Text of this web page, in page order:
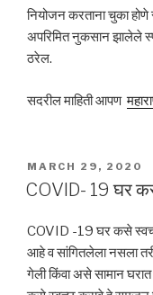
नियोजन करताना चुका
अपरिमित नुकसान झालेले
ठरेल.
सदरील माहिती आपण
POSTED
ON
MARCH 29, 2020
COVID- 19 घर
COVID -19 घर कसे स्वच्छ
आहे व सांगितलेला नसला
गेली किंवा असे सामान